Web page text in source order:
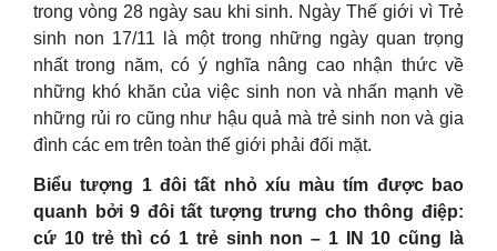
trong vòng 28 ngày sau khi sinh. Ngày Thế giới vì Trẻ
sinh non 17/11 là một trong những ngày quan trọng
nhất trong năm, có ý nghĩa nâng cao nhận thức về
những khó khăn của việc sinh non và nhấn mạnh về
những rủi ro cũng như hậu quả mà trẻ sinh non và gia
đình các em trên toàn thế giới phải đối mặt.
Biểu tượng 1 đôi tất nhỏ xíu màu tím được bao
quanh bởi 9 đôi tất tượng trưng cho thông điệp:
cứ 10 trẻ thì có 1 trẻ sinh non – 1 IN 10 cũng là